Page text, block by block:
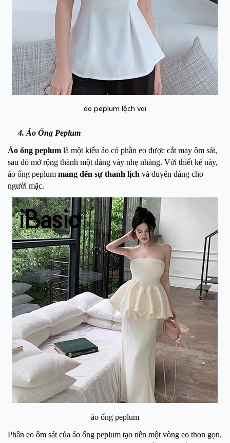
áo peplum lệch vai
4. Áo Ống Peplum
Áo ống peplum là một kiểu áo có phần eo được cắt may ôm sát,
sau đó mở rộng thành một dáng váy nhẹ nhàng. Với thiết kế này,
áo ống peplum mang đến sự thanh lịch và duyên dáng cho
người mặc.
áo ống peplum
Phần eo ôm sát của áo ống peplum tạo nên một vòng eo thon gọn,